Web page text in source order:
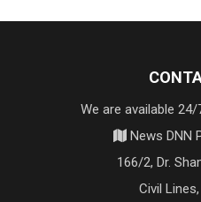
We are available
News DNN
166/2, Dr.
Civil